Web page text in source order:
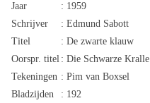
Jaar
: 1959
Schrijver
: Edmund Sabott
Titel
: De zwarte klauw
Oorspr. titel : Die Schwarze Kralle
Tekeningen : Pim van Boxsel
Bladzijden
: 192